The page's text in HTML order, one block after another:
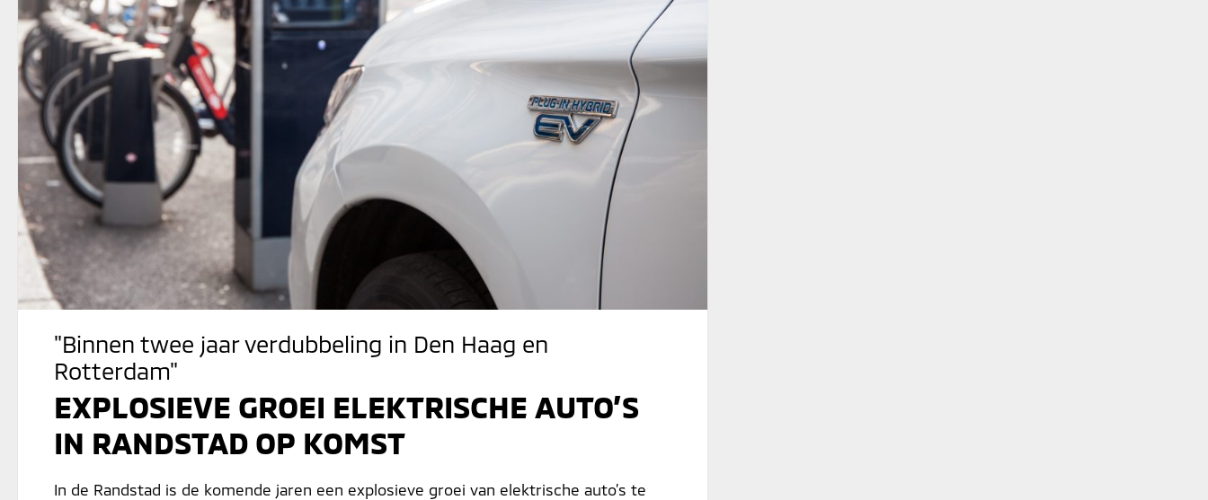
"Binnen twee jaar verdubbeling in Den Haag en
Rotterdam"
EXPLOSIEVE GROEI ELEKTRISCHE AUTO’S
IN RANDSTAD OP KOMST
In de Randstad is de komende jaren een explosieve groei van elektrische auto’s te